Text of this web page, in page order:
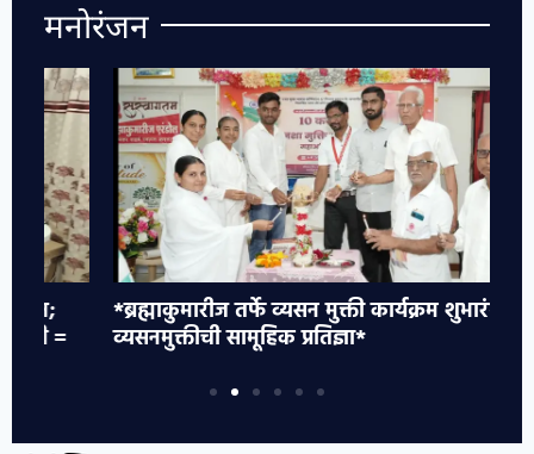
मनोरंजन
*ब्रह्माकुमारीज तर्फे व्यसन मुक्ती कार्यक्रम शुभारंभ :
व्यसनमुक्तीची सामूहिक प्रतिज्ञा*